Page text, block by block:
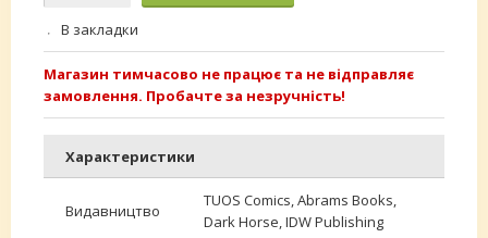
В закладки
Магазин тимчасово не працює та не відправляє
замовлення. Пробачте за незручність!
Характеристики
Видавництво
TUOS Comics, Abrams Books,
Dark Horse, IDW Publishing